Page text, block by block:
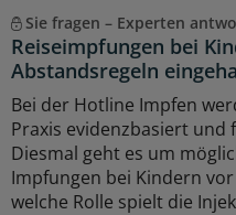
Sie fragen – Experten
Reiseimpfungen bei
Abstandsregeln
Bei der Hotline Impfen
Praxis evidenzbasiert
Diesmal geht es um
Impfungen bei Kindern
welche Rolle spielt die